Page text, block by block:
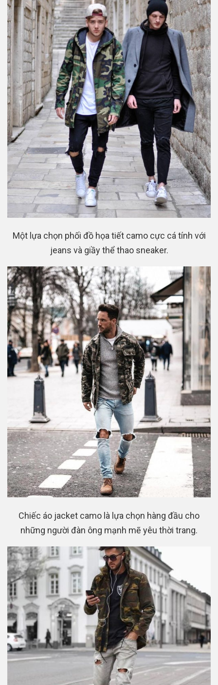
Một lựa chọn phối đồ họa tiết camo cực cá tính với
jeans và giầy thể thao sneaker.
Chiếc áo jacket camo là lựa chọn hàng đầu cho
những người đàn ông mạnh mẽ yêu thời trang.